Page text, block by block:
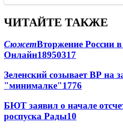
ЧИТАЙТЕ ТАКЖЕ
СюжетВторжение России
Онлайн18950317
Зеленский созывает ВР на
"минималке"1776
БЮТ заявил о начале
роспуска Рады10